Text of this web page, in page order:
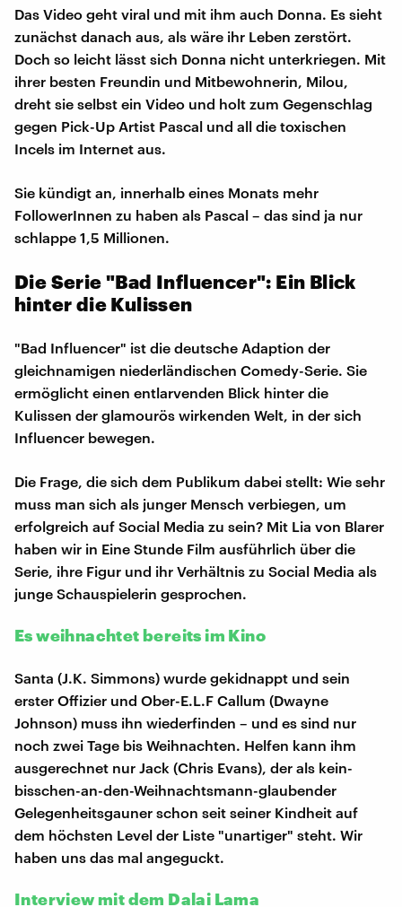
Das Video geht viral und mit ihm auch Donna. Es sieht
zunächst danach aus, als wäre ihr Leben zerstört.
Doch so leicht lässt sich Donna nicht unterkriegen. Mit
ihrer besten Freundin und Mitbewohnerin, Milou,
dreht sie selbst ein Video und holt zum Gegenschlag
gegen Pick-Up Artist Pascal und all die toxischen
Incels im Internet aus.
Sie kündigt an, innerhalb eines Monats mehr
FollowerInnen zu haben als Pascal – das sind ja nur
schlappe 1,5 Millionen.
Die Serie "Bad Influencer": Ein Blick
hinter die Kulissen
"Bad Influencer" ist die deutsche Adaption der
gleichnamigen niederländischen Comedy-Serie. Sie
ermöglicht einen entlarvenden Blick hinter die
Kulissen der glamourös wirkenden Welt, in der sich
Influencer bewegen.
Die Frage, die sich dem Publikum dabei stellt: Wie sehr
muss man sich als junger Mensch verbiegen, um
erfolgreich auf Social Media zu sein? Mit Lia von Blarer
haben wir in Eine Stunde Film ausführlich über die
Serie, ihre Figur und ihr Verhältnis zu Social Media als
junge Schauspielerin gesprochen.
Es weihnachtet bereits im Kino
Santa (J.K. Simmons) wurde gekidnappt und sein
erster Offizier und Ober-E.L.F Callum (Dwayne
Johnson) muss ihn wiederfinden – und es sind nur
noch zwei Tage bis Weihnachten. Helfen kann ihm
ausgerechnet nur Jack (Chris Evans), der als kein-
bisschen-an-den-Weihnachtsmann-glaubender
Gelegenheitsgauner schon seit seiner Kindheit auf
dem höchsten Level der Liste "unartiger" steht. Wir
haben uns das mal angeguckt.
Interview mit dem Dalai Lama